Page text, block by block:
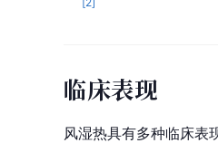
临床表现
风湿热具有多种临床表